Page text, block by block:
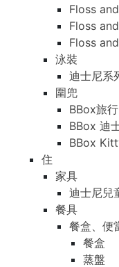
Floss
Floss
Floss
泳裝
迪士尼系
圍兜
BBox旅
BBox 迪
BBox
住
家具
迪士尼兒
餐具
餐盒、便
餐盒
蒸盤